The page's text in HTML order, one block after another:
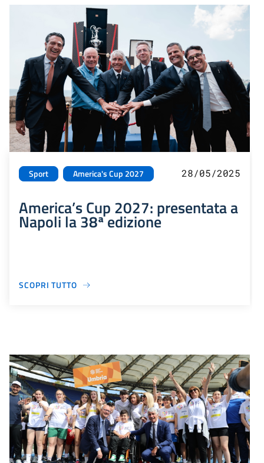
Sport America's Cup 2027 28/05/2025
America’s Cup 2027: presentata a
Napoli la 38ª edizione
SCOPRI TUTTO